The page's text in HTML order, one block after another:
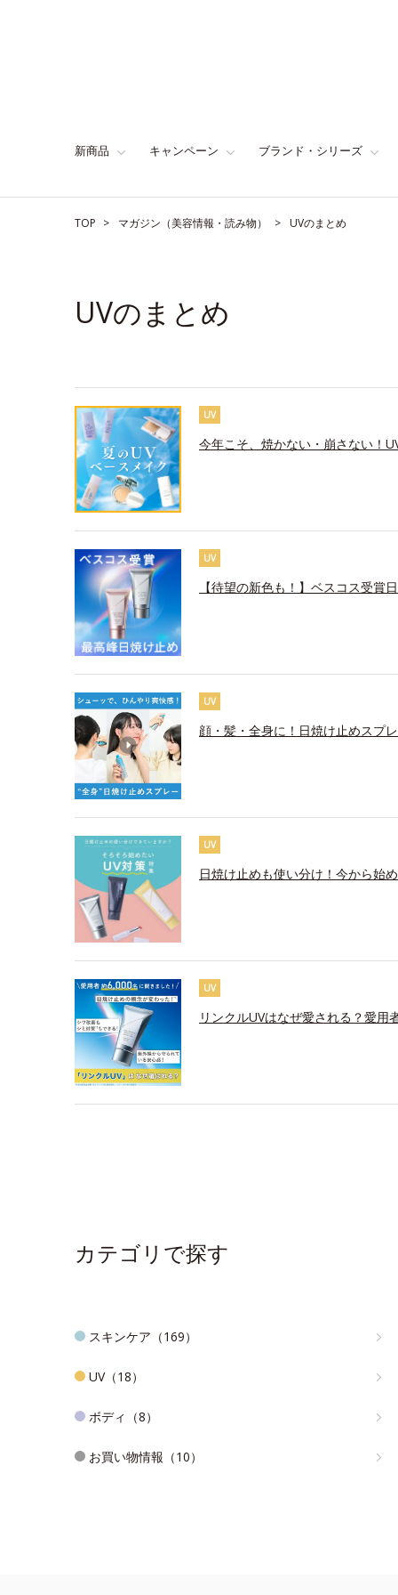
新商品 キャンペーン ブランド・シリーズ
TOP マガジン（美容情報・読み物） UVのまとめ
UVのまとめ
UV
今年こそ、焼かない・崩さない！
UV
【待望の新色も！】ベスコス受賞
UV
顔・髪・全身に！日焼け止めスプ
UV
日焼け止めも使い分け！今から始
UV
リンクルUVはなぜ愛される？愛
カテゴリで探す
スキンケア（169）
UV（18）
ボディ（8）
お買い物情報（10）